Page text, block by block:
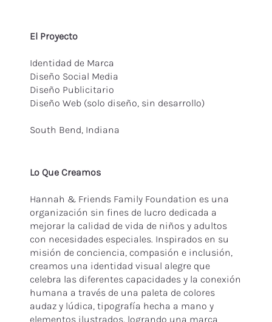
El Proyecto
Identidad de Marca
Diseño Social Media
Diseño Publicitario
Diseño Web (solo diseño, sin desarrollo)
South Bend, Indiana
Lo Que Creamos
Hannah & Friends Family Foundation es una
organización sin fines de lucro dedicada a
mejorar la calidad de vida de niños y adultos
con necesidades especiales. Inspirados en su
misión de conciencia, compasión e inclusión,
creamos una identidad visual alegre que
celebra las diferentes capacidades y la conexión
humana a través de una paleta de colores
audaz y lúdica, tipografía hecha a mano y
elementos ilustrados, logrando una marca